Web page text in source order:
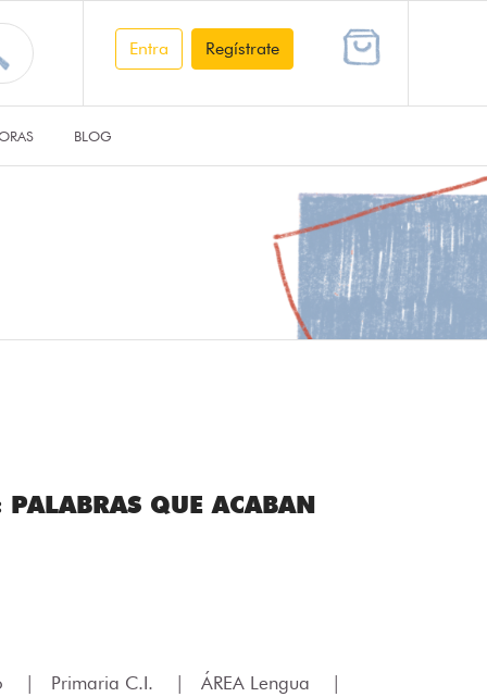
Entra Regístrate
BLOG
PALABRAS QUE ACABAN
Primaria C.I. ÁREA Lengua